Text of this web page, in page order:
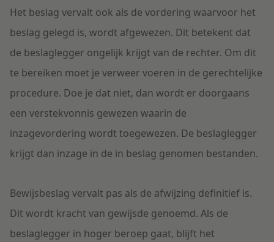
Het beslag vervalt ook als de vordering waarvoor het
beslag gelegd is, wordt afgewezen. Dit betekent dat
de beslaglegger ongelijk krijgt van de rechter. Om dit
te bereiken moet je verweer voeren in de gerechtelijke
procedure. Doe je dat niet, dan wordt er doorgaans
een verstekvonnis gewezen waarin de
inzagevordering wordt toegewezen. De beslaglegger
krijgt dan inzage in de in beslag genomen bestanden.
Bewijsbeslag vervalt pas als de afwijzing definitief is.
Dit wordt kracht van gewijsde genoemd. Als de
beslaglegger in hoger beroep gaat, blijft het